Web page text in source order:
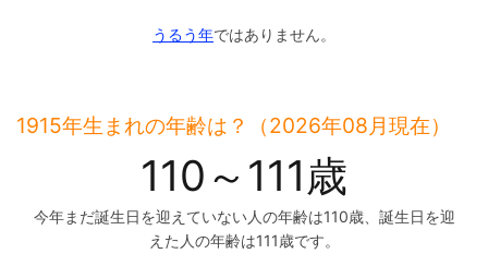
うるう年ではありません。
1915年生まれの年齢は？（2026年08月現在）
110～111歳
今年まだ誕生日を迎えていない人の年齢は110歳、誕生日を迎
えた人の年齢は111歳です。